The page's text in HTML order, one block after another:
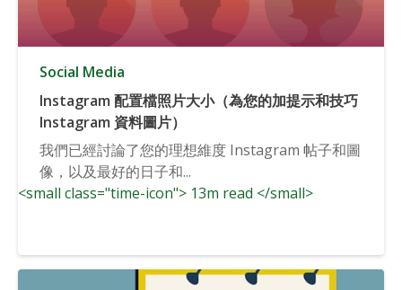
Social Media
Instagram 配置檔照片大小（為您的加提示和技巧
Instagram 資料圖片）
我們已經討論了您的理想維度 Instagram 帖子和圖
像，以及最好的日子和...
<small class="time-icon"> 13m read </small>